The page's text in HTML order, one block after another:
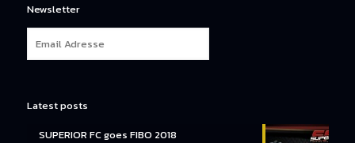
Newsletter
Latest posts
SUPERIOR FC goes FIBO 2018